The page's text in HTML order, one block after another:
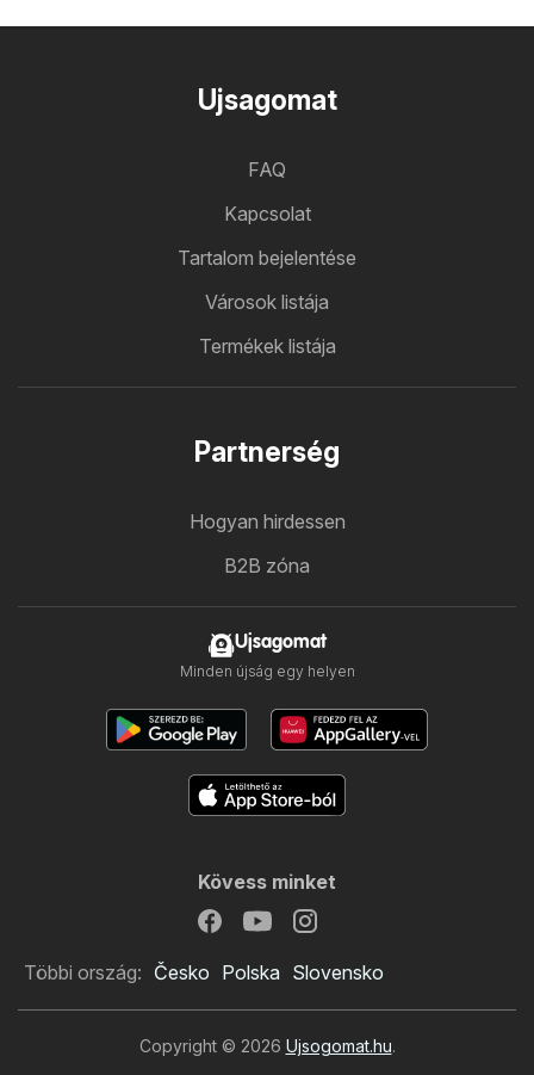
Ujsagomat
FAQ
Kapcsolat
Tartalom bejelentése
Városok listája
Termékek listája
Partnerség
Hogyan hirdessen
B2B zóna
Ujsagomat
Minden újság egy helyen
Kövess minket
Többi ország: Česko Polska Slovensko
Copyright © 2026 Ujsogomat.hu.